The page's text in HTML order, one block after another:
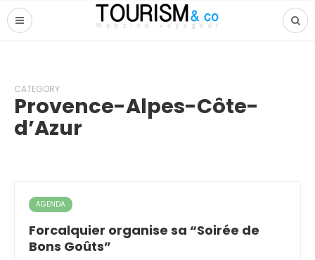
CATEGORY
Provence-Alpes-Côte-
d’Azur
AGENDA
Forcalquier organise sa “Soirée de
Bons Goûts”